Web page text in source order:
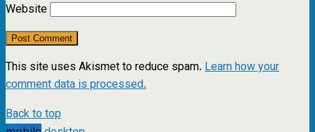
Website
This site uses Akismet to reduce spam. Learn how your
comment data is processed.
Back to top